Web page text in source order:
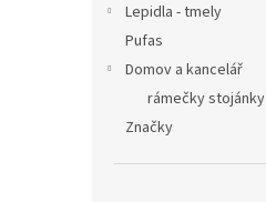
Lepidla - tmely
Pufas
Domov a kancelář
rámečky stojánky
Značky